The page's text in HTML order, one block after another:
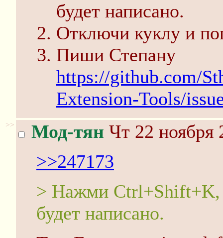
будет написано.
Отключи куклу и
Пиши Степану
https://github.com/
Extension-Tools/
>> Мод-тян Чт 22 ноября
>>247173
> Нажми Ctrl+Shift+K,
будет написано.